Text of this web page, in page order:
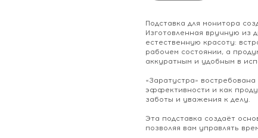
Подставка для монитора
Изготовленная вручную из
естественную красоту:
рабочем состоянии, а
аккуратным и удобным в
«Заратустра»
эффективности и как
заботы и уважения к делу.
Эта подставка создаёт
позволяя вам управлять